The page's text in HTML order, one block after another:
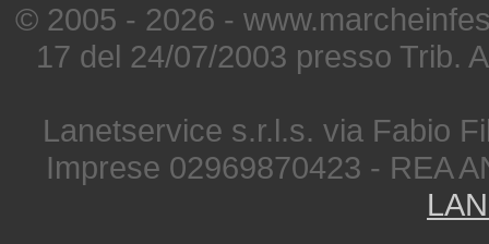
© 2005 - 2026 -
17 del 24/07/2003 presso Trib.
Lanetservice s.r.l.s. via Fabio
Imprese 02969870423 - REA